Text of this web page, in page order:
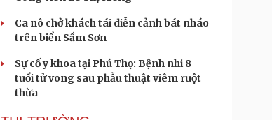
Ca nô chở khách tái diễn cảnh bát nháo
trên biển Sầm Sơn
Sự cố y khoa tại Phú Thọ: Bệnh nhi 8
tuổi tử vong sau phẫu thuật viêm ruột
thừa